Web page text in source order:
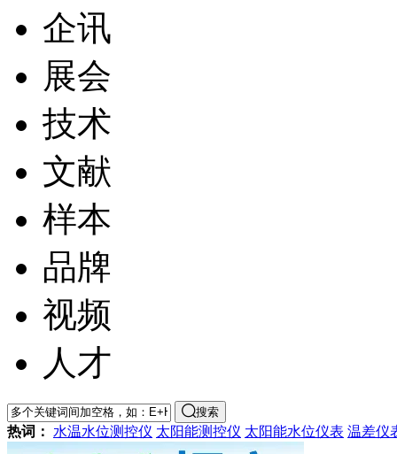
企讯
展会
技术
文献
样本
品牌
视频
人才
搜索
热词： 水温水位测控仪 太阳能测控仪 太阳能水位仪表 温差仪